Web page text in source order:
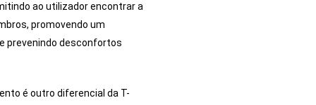
ao utilizador encontrar a
promovendo um
prevenindo desconfortos
é outro diferencial da T-